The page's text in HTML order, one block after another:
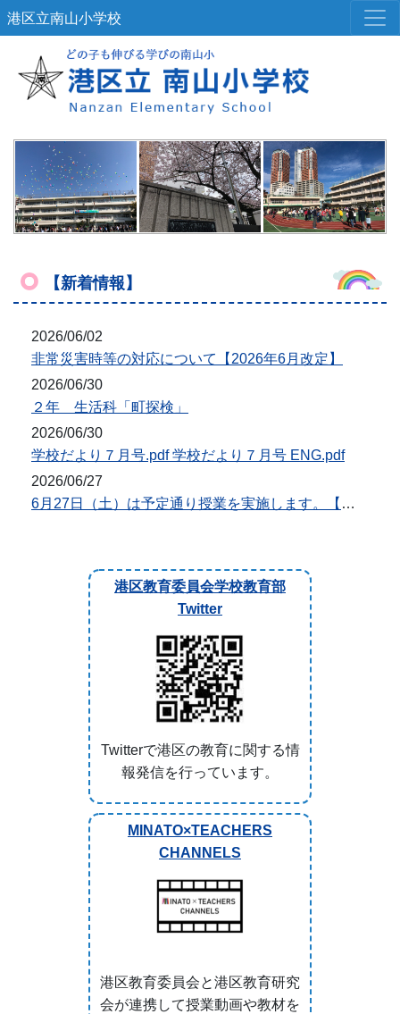
港区立南山小学校
【新着情報】
2026/06/02
非常災害時等の対応について【2026年6月改定】
2026/06/30
２年 生活科「町探検」
2026/06/30
学校だより７月号.pdf 学校だより７月号 ENG.pdf
2026/06/27
6月27日（土）は予定通り授業を実施します。【台風7・8号対応】
港区教育委員会学校教育部
Twitter
Twitterで港区の教育に関する情
報発信を行っています。
MINATO×TEACHERS
CHANNELS
港区教育委員会と港区教育研究
会が連携して授業動画や教材を